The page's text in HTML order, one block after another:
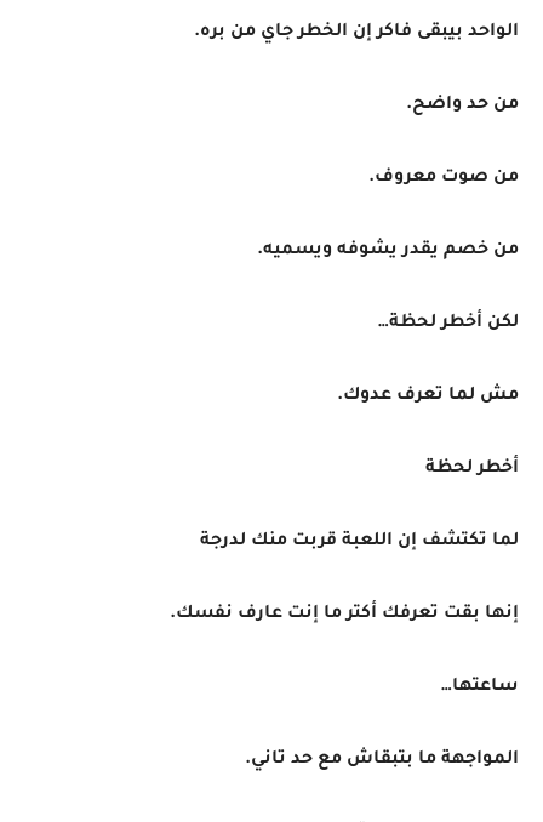
الواحد بيبقى فاكر إن الخطر جاي من بره.
من حد واضح.
من صوت معروف.
من خصم يقدر يشوفه ويسميه.
لكن أخطر لحظة…
مش لما تعرف عدوك.
أخطر لحظة
لما تكتشف إن اللعبة قربت منك لدرجة
إنها بقت تعرفك أكتر ما إنت عارف نفسك.
ساعتها…
المواجهة ما بتبقاش مع حد تاني.